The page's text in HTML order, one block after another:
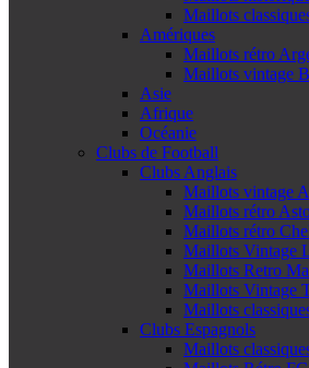
Maillots
Amériques
Maillots rétro
Maillots vintage
Asie
Afrique
Océanie
Clubs de Football
Clubs Anglais
Maillots vintage
Maillots rétro
Maillots rétro
Maillots Vintage
Maillots Retro
Maillots Vintage
Maillots
Clubs Espagnols
Maillots